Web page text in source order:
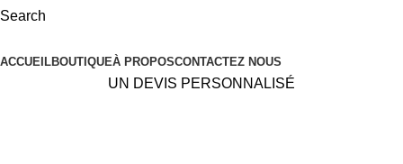
Search
ACCUEILBOUTIQUEÀ PROPOSCONTACTEZ NOUS
UN DEVIS PERSONNALISÉ